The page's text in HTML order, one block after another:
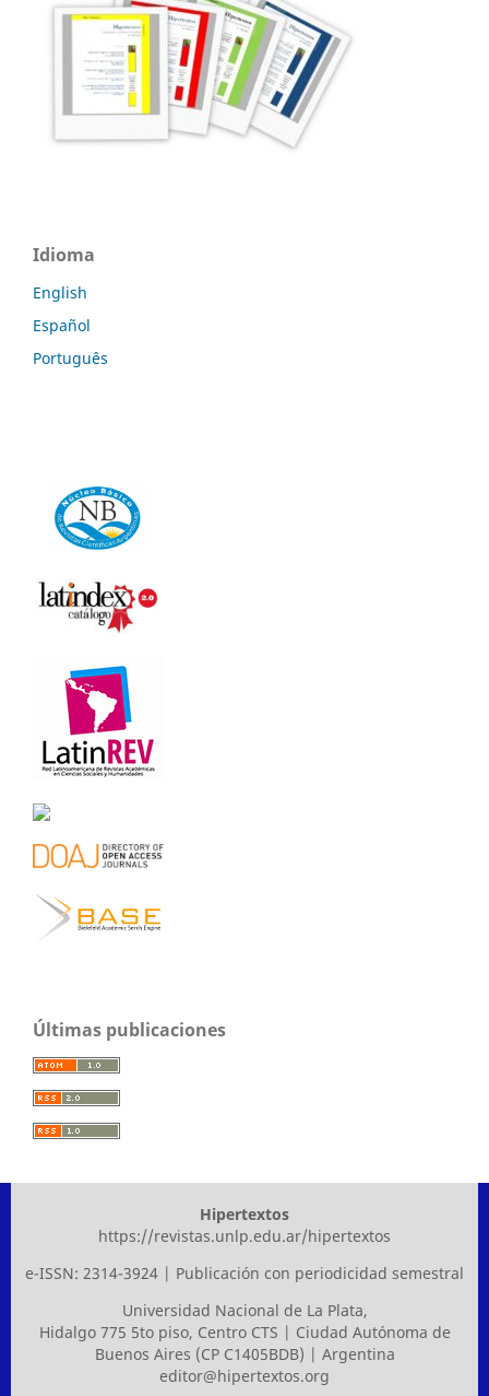
Idioma
English
Español
Português
Últimas publicaciones
Hipertextos
https://revistas.unlp.edu.ar/hipertextos
e-ISSN: 2314-3924 | Publicación con periodicidad semestral
Universidad Nacional de La Plata,
Hidalgo 775 5to piso, Centro CTS | Ciudad Autónoma de
Buenos Aires (CP C1405BDB) | Argentina
editor@hipertextos.org